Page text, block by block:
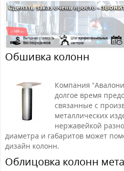
Обшивка колонн
Компания
долгое время
связанные с
металлических
нержавейкой
диаметра и габаритов может
дизайн колонн.
Облицовка колонн